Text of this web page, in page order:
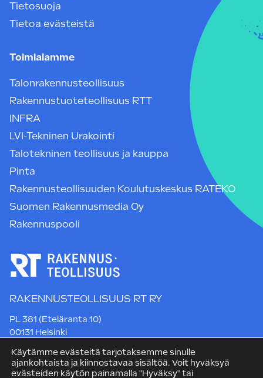
Tietosuoja
Tietoa evästeistä
Toimialamme
Talonrakennusteollisuus
Rakennustuoteteollisuus RTT
INFRA
LVI-Tekninen Urakointi
Talotekninen teollisuus ja kauppa
Pinta
Rakennusteollisuuden Koulutuskeskus RATEKO
Suomen Rakennusmedia Oy
Rakennuspooli
RAKENNUSTEOLLISUUS RT RY
PL 381 (Eteläranta 10)
00131 Helsinki
rt@rakennusteollisuus.fi
Käytämme evästeitä tarjotaksemme sinulle
ajankohtaista ja kiinnostavaa sisältöä. Voit hyväksyä
evästeiden käytön painamalla "Hyväksy" tai